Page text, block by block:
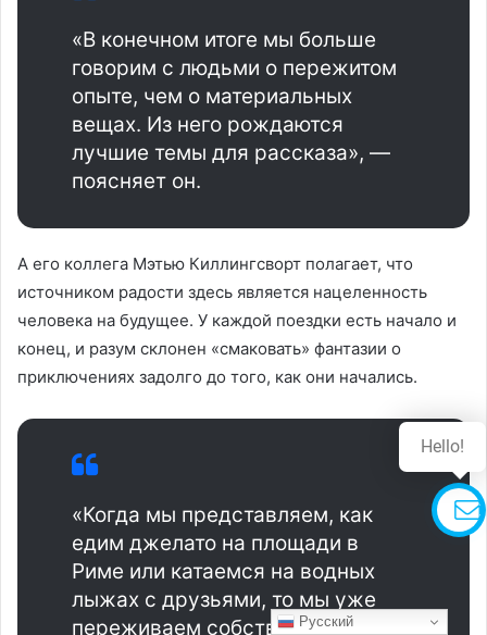
«В конечном итоге мы больше
говорим с людьми о пережитом
опыте, чем о материальных
вещах. Из него рождаются
лучшие темы для рассказа», —
поясняет он.
А его коллега Мэтью Киллингсворт полагает, что
источником радости здесь является нацеленность
человека на будущее. У каждой поездки есть начало и
конец, и разум склонен «смаковать» фантазии о
приключениях задолго до того, как они начались.
«Когда мы представляем, как
едим джелато на площади в
Риме или катаемся на водных
лыжах с друзьями, то мы уже
переживаем собственную
Русский
Hello!